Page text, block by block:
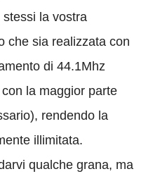
la vostra
che sia realizzata con
di 44.1Mhz
la maggior parte
rendendo la
illimitata.
qualche grana, ma